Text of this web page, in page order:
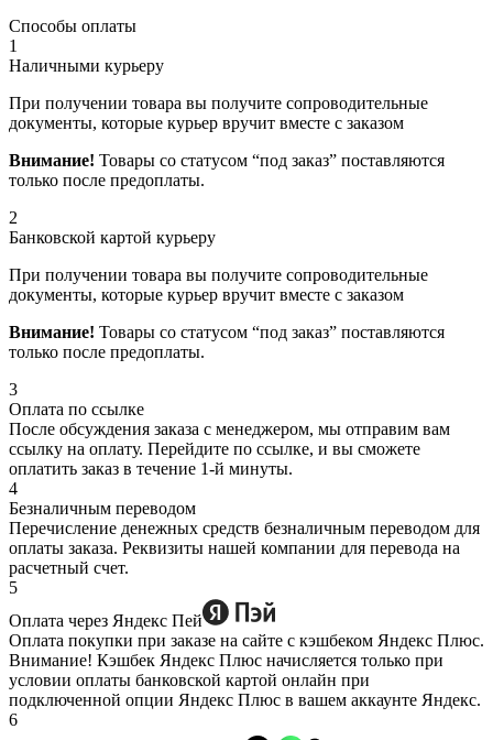
Способы оплаты
1
Наличными курьеру
При получении товара вы получите сопроводительные
документы, которые курьер вручит вместе с заказом
Внимание! Товары со статусом “под заказ” поставляются
только после предоплаты.
2
Банковской картой курьеру
При получении товара вы получите сопроводительные
документы, которые курьер вручит вместе с заказом
Внимание! Товары со статусом “под заказ” поставляются
только после предоплаты.
3
Оплата по ссылке
После обсуждения заказа с менеджером, мы отправим вам
ссылку на оплату. Перейдите по ссылке, и вы сможете
оплатить заказ в течение 1-й минуты.
4
Безналичным переводом
Перечисление денежных средств безналичным переводом для
оплаты заказа. Реквизиты нашей компании для перевода на
расчетный счет.
5
Оплата через Яндекс Пей
Оплата покупки при заказе на сайте с кэшбеком Яндекс Плюс.
Внимание! Кэшбек Яндекс Плюс начисляется только при
условии оплаты банковской картой онлайн при
подключенной опции Яндекс Плюс в вашем аккаунте Яндекс.
6